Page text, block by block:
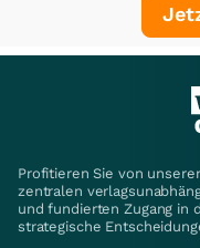
Profitieren Sie von
zentralen
und fundierten Zugang in
strategische